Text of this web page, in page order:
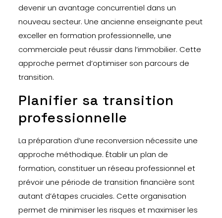
devenir un avantage concurrentiel dans un
nouveau secteur. Une ancienne enseignante peut
exceller en formation professionnelle, une
commerciale peut réussir dans l’immobilier. Cette
approche permet d’optimiser son parcours de
transition.
Planifier sa transition
professionnelle
La préparation d’une reconversion nécessite une
approche méthodique. Établir un plan de
formation, constituer un réseau professionnel et
prévoir une période de transition financière sont
autant d’étapes cruciales. Cette organisation
permet de minimiser les risques et maximiser les